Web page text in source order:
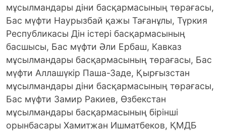
мұсылмандары діни басқармасының төрағасы,
Бас мүфти Наурызбай қажы Тағанұлы, Түркия
Республикасы Дін істері басқармасының
басшысы, Бас мүфти Әли Ербаш, Кавказ
мұсылмандары басқармасының төрағасы, Бас
мүфти Аллашүкір Паша-Заде, Қырғызстан
мұсылмандары діни басқармасының төрағасы,
Бас мүфти Замир Ракиев, Өзбекстан
мұсылмандары басқармасының бірінші
орынбасары Хамитжан Ишматбеков, ҚМДБ